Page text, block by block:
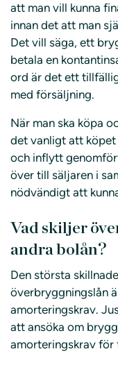
att man vill kunna
innan det att man
Det vill säga, ett
betala en
ord är det ett
med försäljning.
När man ska köpa
det vanligt att
och inflytt
över till säljaren i
nödvändigt att
Vad skiljer
andra bolån?
Den största
överbryggningslån
amorteringskrav.
att ansöka om
amorteringskrav för